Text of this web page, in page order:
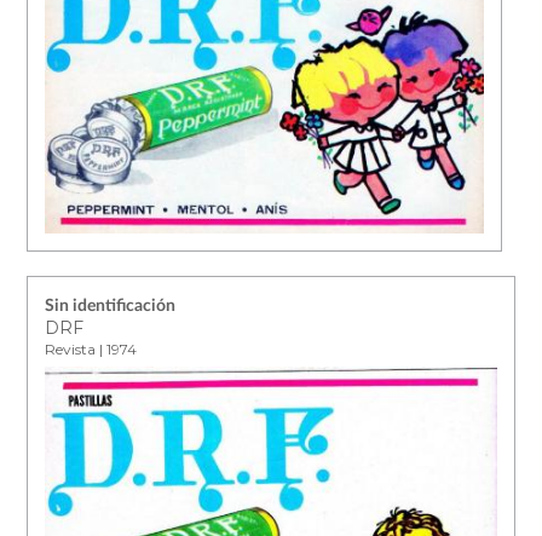
Sin identificación
DRF
Revista | 1974